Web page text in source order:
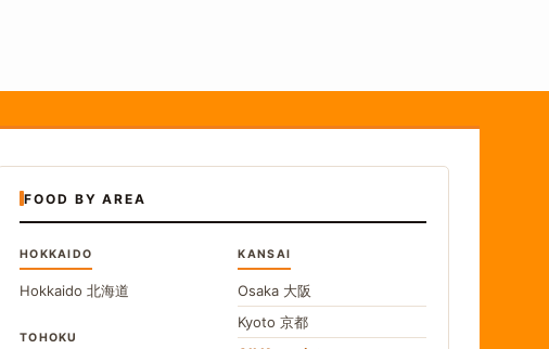
FOOD BY AREA
HOKKAIDO
Hokkaido 北海道
TOHOKU
KANSAI
Osaka 大阪
Kyoto京都